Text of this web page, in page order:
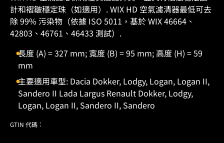
計和褶皺穩定珠（如適用）. WIX HD 空氣濾清器最低可去
除 99% 污染物（依據 ISO 5011，基於 WIX 46664、
42803、46761、46433 測試）.
長度 (A) = 327 mm; 寬度 (B) = 95 mm; 高度 (H) = 59
mm
主要適用車型: Dacia Dokker, Lodgy, Logan, Logan II,
Sandero II Lada Largus Renault Dokker, Lodgy,
Logan, Logan II, Sandero II, Sandero
GTIN 代碼：